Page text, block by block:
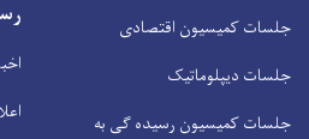
جلسات کمیسیون اقتصادی
جلسات دیپلوماتیک
جلسات کمیسیون رسیده ګی به